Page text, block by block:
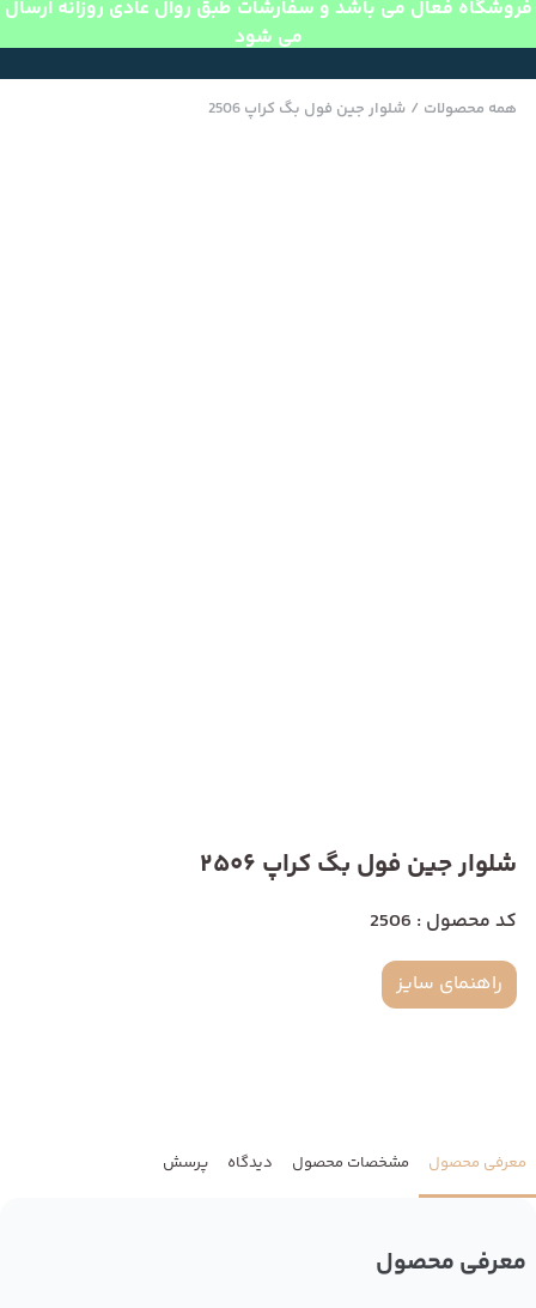
فروشگاه فعال می باشد و سفارشات طبق روال عادی روزانه ارسال
می شود
همه محصولات / شلوار جین فول بگ کراپ 2506
شلوار جین فول بگ کراپ 2506
کد محصول : 2506
راهنمای سایز
معرفی محصول مشخصات محصول دیدگاه پرسش
معرفی محصول